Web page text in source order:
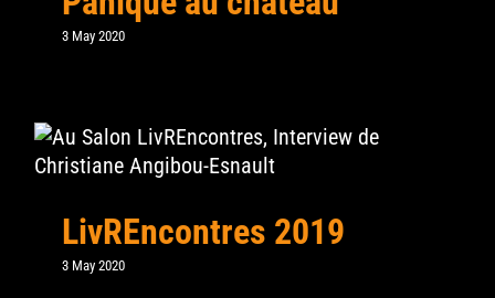
3 May 2020
LivREncontres 2019
3 May 2020